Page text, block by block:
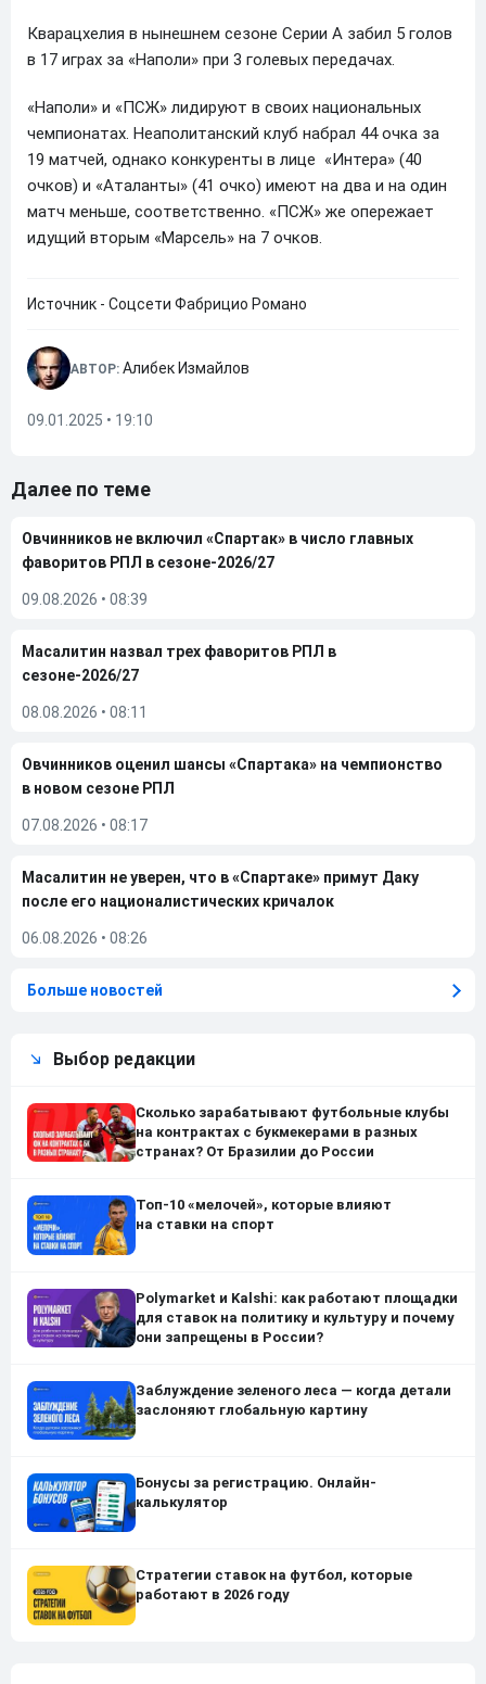
Кварацхелия в нынешнем сезоне Серии А забил 5 голов
в 17 играх за «Наполи» при 3 голевых передачах.
«Наполи» и «ПСЖ» лидируют в своих национальных
чемпионатах. Неаполитанский клуб набрал 44 очка за
19 матчей, однако конкуренты в лице «Интера» (40
очков) и «Аталанты» (41 очко) имеют на два и на один
матч меньше, соответственно. «ПСЖ» же опережает
идущий вторым «Марсель» на 7 очков.
Источник - Соцсети Фабрицио Романо
АВТОР: Алибек Измайлов
09.01.2025 • 19:10
Далее по теме
Овчинников не включил «Спартак» в число главных
фаворитов РПЛ в сезоне-2026/27
09.08.2026 • 08:39
Масалитин назвал трех фаворитов РПЛ в
сезоне-2026/27
08.08.2026 • 08:11
Овчинников оценил шансы «Спартака» на чемпионство
в новом сезоне РПЛ
07.08.2026 • 08:17
Масалитин не уверен, что в «Спартаке» примут Даку
после его националистических кричалок
06.08.2026 • 08:26
Больше новостей
Выбор редакции
Сколько зарабатывают футбольные клубы
на контрактах с букмекерами в разных
странах? От Бразилии до России
Топ-10 «мелочей», которые влияют
на ставки на спорт
Polymarket и Kalshi: как работают площадки
для ставок на политику и культуру и почему
они запрещены в России?
Заблуждение зеленого леса — когда детали
заслоняют глобальную картину
Бонусы за регистрацию. Онлайн-
калькулятор
Стратегии ставок на футбол, которые
работают в 2026 году